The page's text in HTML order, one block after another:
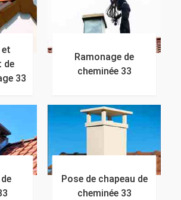
et
de
33
Ramonage de
cheminée 33
Pose de chapeau de
cheminée 33